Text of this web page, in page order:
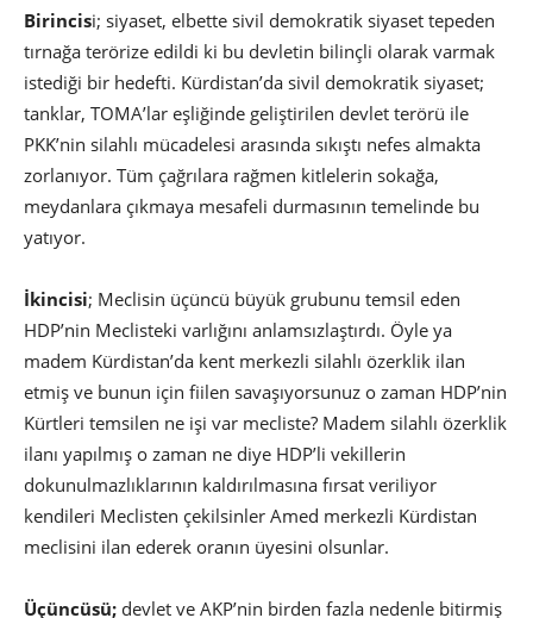
Birincisi; siyaset, elbette sivil demokratik siyaset tepeden
tırnağa terörize edildi ki bu devletin bilinçli olarak varmak
istediği bir hedefti. Kürdistan’da sivil demokratik siyaset;
tanklar, TOMA’lar eşliğinde geliştirilen devlet terörü ile
PKK’nin silahlı mücadelesi arasında sıkıştı nefes almakta
zorlanıyor. Tüm çağrılara rağmen kitlelerin sokağa,
meydanlara çıkmaya mesafeli durmasının temelinde bu
yatıyor.
İkincisi; Meclisin üçüncü büyük grubunu temsil eden
HDP’nin Meclisteki varlığını anlamsızlaştırdı. Öyle ya
madem Kürdistan’da kent merkezli silahlı özerklik ilan
etmiş ve bunun için fiilen savaşıyorsunuz o zaman HDP’nin
Kürtleri temsilen ne işi var mecliste? Madem silahlı özerklik
ilanı yapılmış o zaman ne diye HDP’li vekillerin
dokunulmazlıklarının kaldırılmasına fırsat veriliyor
kendileri Meclisten çekilsinler Amed merkezli Kürdistan
meclisini ilan ederek oranın üyesini olsunlar.
Üçüncüsü; devlet ve AKP’nin birden fazla nedenle bitirmiş